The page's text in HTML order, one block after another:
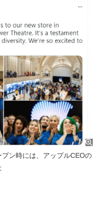
プン時には、アップルCEOの